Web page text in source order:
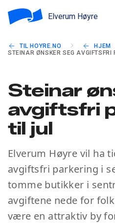
Elverum Høyre
TIL HOYRE.NO HJEM
STEINAR ØNSKER SEG AVGIFTSFRI
Steinar
avgiftsfri
til jul
Elverum Høyre vil ha
avgiftsfri parkering i
tomme butikker i
avgiftene nede for
være en attraktiv by